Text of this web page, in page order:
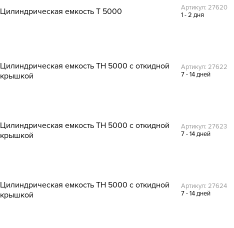
Цилиндрическая емкость T 5000
Артикул: 27620
1 - 2 дня
Цилиндрическая емкость TH 5000 с откидной
крышкой
Артикул: 27622
7 - 14 дней
Цилиндрическая емкость TH 5000 с откидной
крышкой
Артикул: 27623
7 - 14 дней
Цилиндрическая емкость TH 5000 с откидной
крышкой
Артикул: 27624
7 - 14 дней